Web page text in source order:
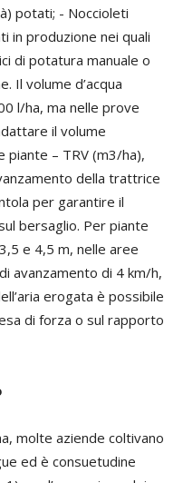
potati; - Noccioleti
in produzione nei quali
di potatura manuale o
Il volume d’acqua
l/ha, ma nelle prove
il volume
piante – TRV (m3/ha),
della trattrice
per garantire il
bersaglio. Per piante
e 4,5 m, nelle aree
avanzamento di 4 km/h,
erogata è possibile
di forza o sul rapporto
molte aziende coltivano
ed è consuetudine